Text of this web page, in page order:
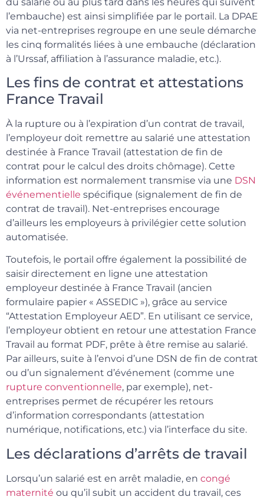
l’embauche) est ainsi simplifiée par le portail. La DPAE
via net-entreprises regroupe en une seule démarche
les cinq formalités liées à une embauche (déclaration
à l’Urssaf, affiliation à l’assurance maladie, etc.).
Les fins de contrat et attestations
France Travail
À la rupture ou à l’expiration d’un contrat de travail,
l’employeur doit remettre au salarié une attestation
destinée à France Travail (attestation de fin de
contrat pour le calcul des droits chômage). Cette
information est normalement transmise via une DSN
événementielle spécifique (signalement de fin de
contrat de travail). Net-entreprises encourage
d’ailleurs les employeurs à privilégier cette solution
automatisée.
Toutefois, le portail offre également la possibilité de
saisir directement en ligne une attestation
employeur destinée à France Travail (ancien
formulaire papier « ASSEDIC »), grâce au service
“Attestation Employeur AED”. En utilisant ce service,
l’employeur obtient en retour une attestation France
Travail au format PDF, prête à être remise au salarié.
Par ailleurs, suite à l’envoi d’une DSN de fin de contrat
ou d’un signalement d’événement (comme une
rupture conventionnelle, par exemple), net-
entreprises permet de récupérer les retours
d’information correspondants (attestation
numérique, notifications, etc.) via l’interface du site.
Les déclarations d’arrêts de travail
Lorsqu’un salarié est en arrêt maladie, en congé
maternité ou qu’il subit un accident du travail, ces